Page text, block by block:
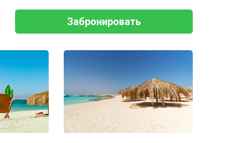
Забронировать